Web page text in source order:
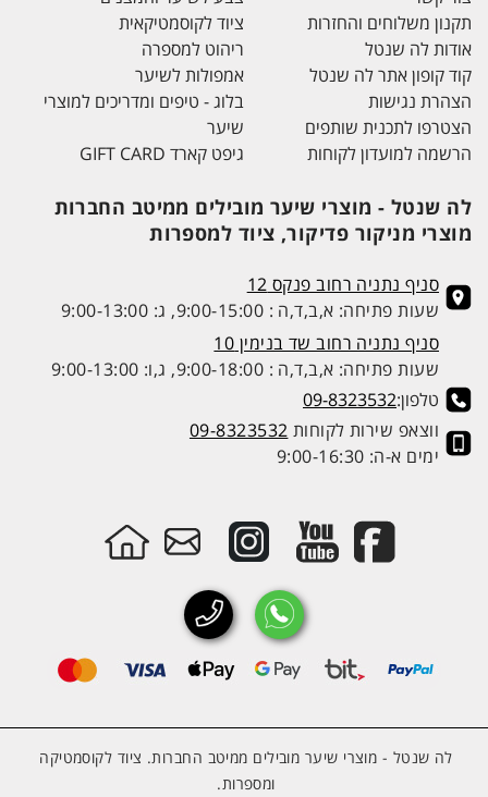
תקנון משלוחים והחזרות
אודות לה שנטל
קוד קופון אתר לה שנטל
הצהרת נגישות
הצטרפו לתכנית שותפים
הרשמה למועדון לקוחות
ציוד לקוסמטיקאית
ריהוט למספרה
אמפולות לשיער
בלוג - טיפים ומדריכים למוצרי
שיער
גיפט קארד GIFT CARD
לה שנטל - מוצרי שיער מובילים ממיטב החברות
מוצרי מניקור פדיקור, ציוד למספרות
סניף נתניה רחוב פנקס 12
שעות פתיחה: א,ב,ד,ה : 9:00-15:00, ג: 9:00-13:00
סניף נתניה רחוב שד בנימין 10
שעות פתיחה: א,ב,ד,ה : 9:00-18:00, ג,ו: 9:00-13:00
טלפון:09-8323532
ווצאפ שירות לקוחות 09-8323532
ימים א-ה: 9:00-16:30
לה שנטל - מוצרי שיער מובילים ממיטב החברות. ציוד לקוסמטיקה
ומספרות.